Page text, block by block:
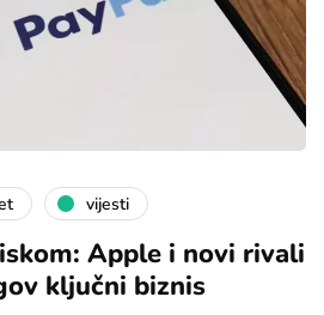
vijesti
Apple i novi rivali
ključni biznis